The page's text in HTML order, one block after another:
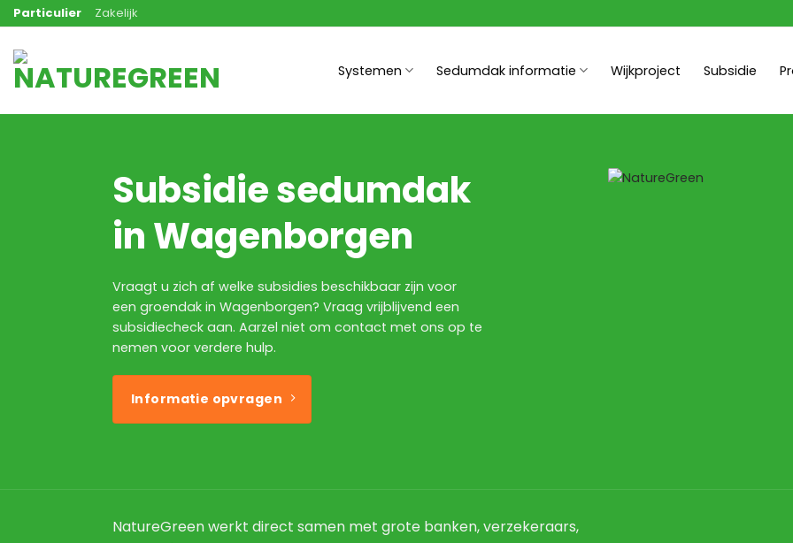
Ga
naar
inhoud
Particulier Zakelijk
Systemen Sedumdak informatie Wijkproject Subsidie
Subsidie sedumdak
in Wagenborgen
Vraagt u zich af welke subsidies beschikbaar zijn voor
een groendak in Wagenborgen? Vraag vrijblijvend een
subsidiecheck aan. Aarzel niet om contact met ons op te
nemen voor verdere hulp.
Informatie opvragen
NatureGreen werkt direct samen met grote banken, verzekeraars,